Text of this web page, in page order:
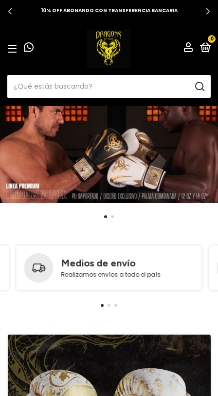
BANCARIA ENVÍOS A TODO
0
Medios de envío
Realizamos envíos a todo el país